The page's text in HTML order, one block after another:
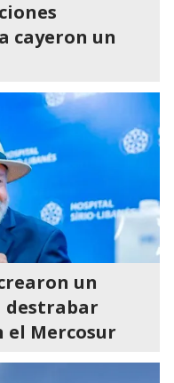
cayeron un
un
destrabar
el Mercosur